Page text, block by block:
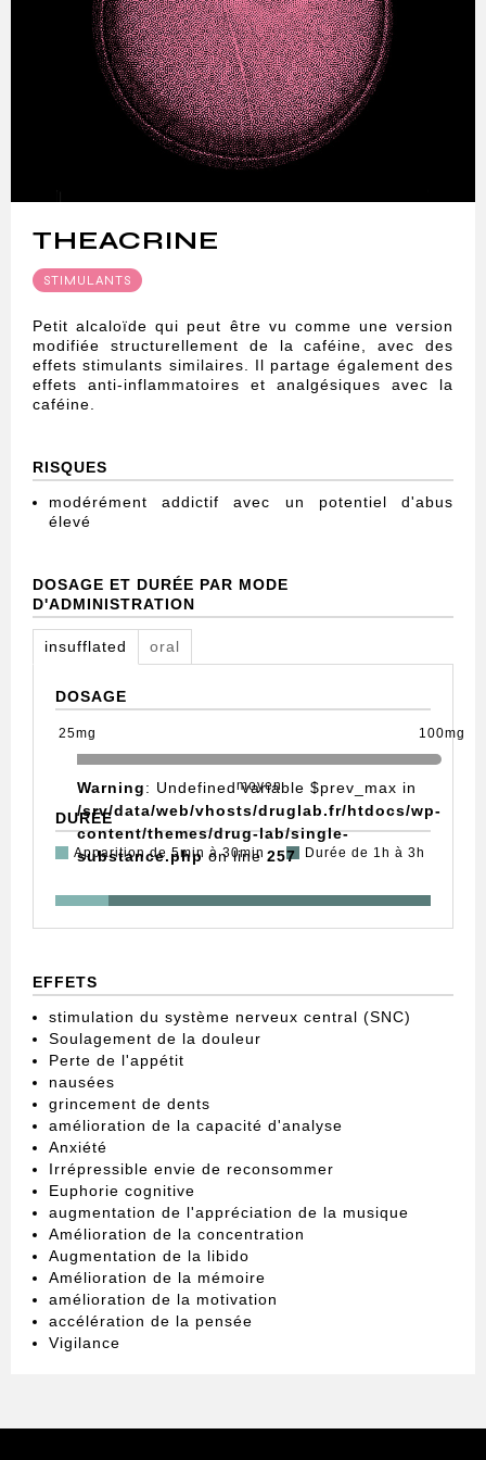
THEACRINE
STIMULANTS
Petit alcaloïde qui peut être vu comme une version
modifiée structurellement de la caféine, avec des
effets stimulants similaires. Il partage également des
effets anti-inflammatoires et analgésiques avec la
caféine.
RISQUES
modérément addictif avec un potentiel d'abus
élevé
DOSAGE ET DURÉE PAR MODE
D'ADMINISTRATION
insufflated oral
DOSAGE
Warning: Undefined variable $prev_max in
/srv/data/web/vhosts/druglab.fr/htdocs/wp-
content/themes/drug-lab/single-
substance.php on line 257
25mg
moyen
100mg
DURÉE
Apparition de 5min à 30min Durée de 1h à 3h
EFFETS
stimulation du système nerveux central (SNC)
Soulagement de la douleur
Perte de l'appétit
nausées
grincement de dents
amélioration de la capacité d'analyse
Anxiété
Irrépressible envie de reconsommer
Euphorie cognitive
augmentation de l'appréciation de la musique
Amélioration de la concentration
Augmentation de la libido
Amélioration de la mémoire
amélioration de la motivation
accélération de la pensée
Vigilance